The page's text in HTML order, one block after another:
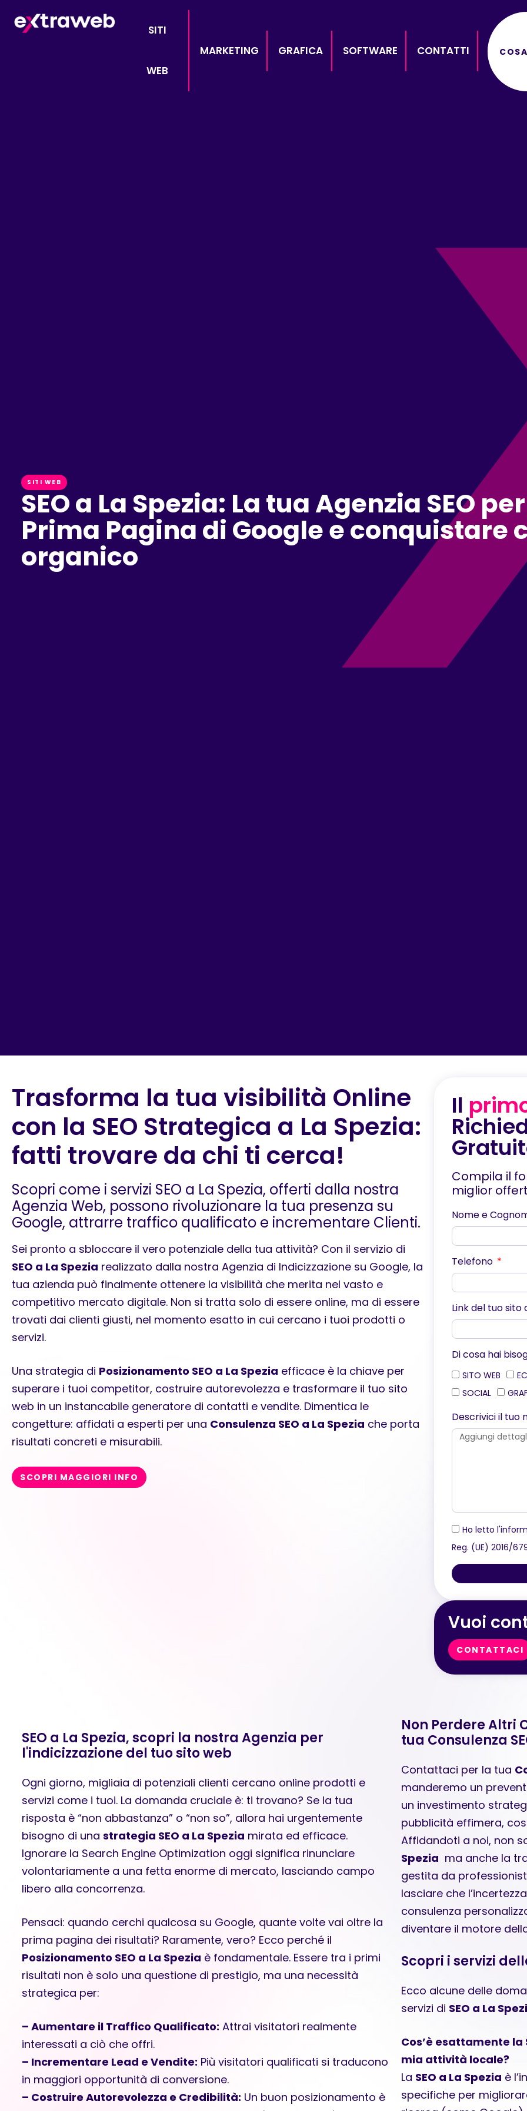
SITI
WEB
MARKETING GRAFICA SOFTWARE CONTATTI
SITI WEB
SEO a La Spezia: La tua Agenzia SEO
Prima Pagina di Google e conquistare
organico
Trasforma la tua visibilità Online
con la SEO Strategica a La Spezia:
fatti trovare da chi ti cerca!
Scopri come i servizi SEO a La Spezia, offerti dalla nostra
Agenzia Web, possono rivoluzionare la tua presenza su
Google, attrarre traffico qualificato e incrementare Clienti.
Sei pronto a sbloccare il vero potenziale della tua attività? Con il servizio di
SEO a La Spezia realizzato dalla nostra Agenzia di Indicizzazione su Google, la
tua azienda può finalmente ottenere la visibilità che merita nel vasto e
competitivo mercato digitale. Non si tratta solo di essere online, ma di essere
trovati dai clienti giusti, nel momento esatto in cui cercano i tuoi prodotti o
servizi.
Una strategia di Posizionamento SEO a La Spezia efficace è la chiave per
superare i tuoi competitor, costruire autorevolezza e trasformare il tuo sito
web in un instancabile generatore di contatti e vendite. Dimentica le
congetture: affidati a esperti per una Consulenza SEO a La Spezia che porta
risultati concreti e misurabili.
SCOPRI MAGGIORI INFO
Il
Compila il
miglior
Nome e
Telefono
Link del tuo sito
Di cosa hai
SITO WEB
SOCIAL
Descrivici il tuo
Ho letto
Reg. (UE) 2016/
Vuoi
CONTATTACI
SEO a La Spezia, scopri la nostra Agenzia per
l'indicizzazione del tuo sito web
Ogni giorno, migliaia di potenziali clienti cercano online prodotti e
servizi come i tuoi. La domanda cruciale è: ti trovano? Se la tua
risposta è “non abbastanza” o “non so”, allora hai urgentemente
bisogno di una strategia SEO a La Spezia mirata ed efficace.
Ignorare la Search Engine Optimization oggi significa rinunciare
volontariamente a una fetta enorme di mercato, lasciando campo
libero alla concorrenza.
Pensaci: quando cerchi qualcosa su Google, quante volte vai oltre la
prima pagina dei risultati? Raramente, vero? Ecco perché il
Posizionamento SEO a La Spezia è fondamentale. Essere tra i primi
risultati non è solo una questione di prestigio, ma una necessità
strategica per:
– Aumentare il Traffico Qualificato: Attrai visitatori realmente
interessati a ciò che offri.
– Incrementare Lead e Vendite: Più visitatori qualificati si traducono
in maggiori opportunità di conversione.
– Costruire Autorevolezza e Credibilità: Un buon posizionamento è
Non Perdere Altri
tua Consulenza
Contattaci per la tua
manderemo un
un investimento
pubblicità effimera,
Affidandoti a noi, non
Spezia ma anche la
gestita da
lasciare che
consulenza
diventare il motore
Scopri i servizi
Ecco alcune delle
servizi di SEO a La
Cos’è esattamente la
mia attività locale?
La SEO a La Spezia è
specifiche per